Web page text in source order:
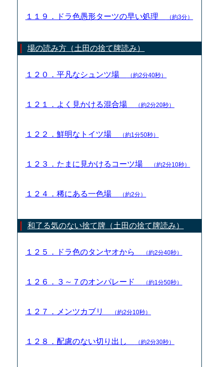
１１９．ドラ色愚形ターツの早い処理 （約3分）
場の読み方（土田の捨て牌読み）
１２０．平凡なシュンツ場 （約2分40秒）
１２１．よく見かける混合場 （約2分20秒）
１２２．鮮明なトイツ場 （約1分50秒）
１２３．たまに見かけるコーツ場 （約2分10秒）
１２４．稀にある一色場 （約2分）
和了る気のない捨て牌（土田の捨て牌読み）
１２５．ドラ色のタンヤオから （約2分40秒）
１２６．３～７のオンパレード （約1分50秒）
１２７．メンツカブリ （約2分10秒）
１２８．配慮のない切り出し （約2分30秒）